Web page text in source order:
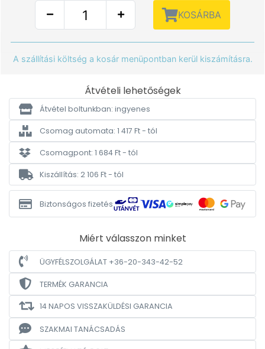
KOSÁRBA
A szállítási költség a kosár menüpontban kerül kiszámításra.
Átvételi lehetőségek
Átvétel boltunkban: ingyenes
Csomag automata: 1 417 Ft - tól
Csomagpont: 1 684 Ft - tól
Kiszállítás: 2 106 Ft - tól
Biztonságos fizetés
Miért válasszon minket
ÜGYFÉLSZOLGÁLAT +36-20-343-42-52
TERMÉK GARANCIA
14 NAPOS VISSZAKÜLDÉSI GARANCIA
SZAKMAI TANÁCSADÁS